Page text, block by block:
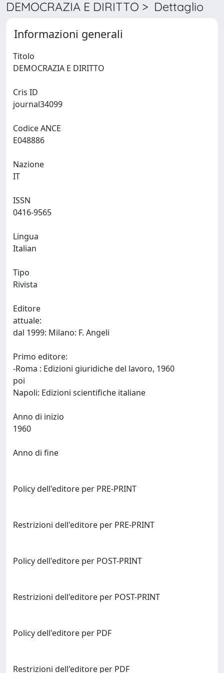
DEMOCRAZIA E DIRITTO > Dettaglio
Informazioni generali
Titolo
Cris ID
Codice ANCE
Nazione
ISSN
Lingua
Tipo
Rivista
Editore
attuale:
dal 1999: Milano: F. Angeli
Primo editore:
-Roma : Edizioni giuridiche del lavoro, 1960
poi
Anno di inizio
Anno di fine
Policy dell'editore per PRE-PRINT
Restrizioni dell'editore per PRE-PRINT
Policy dell'editore per POST-PRINT
Restrizioni dell'editore per POST-PRINT
Policy dell'editore per PDF
Restrizioni dell'editore per PDF